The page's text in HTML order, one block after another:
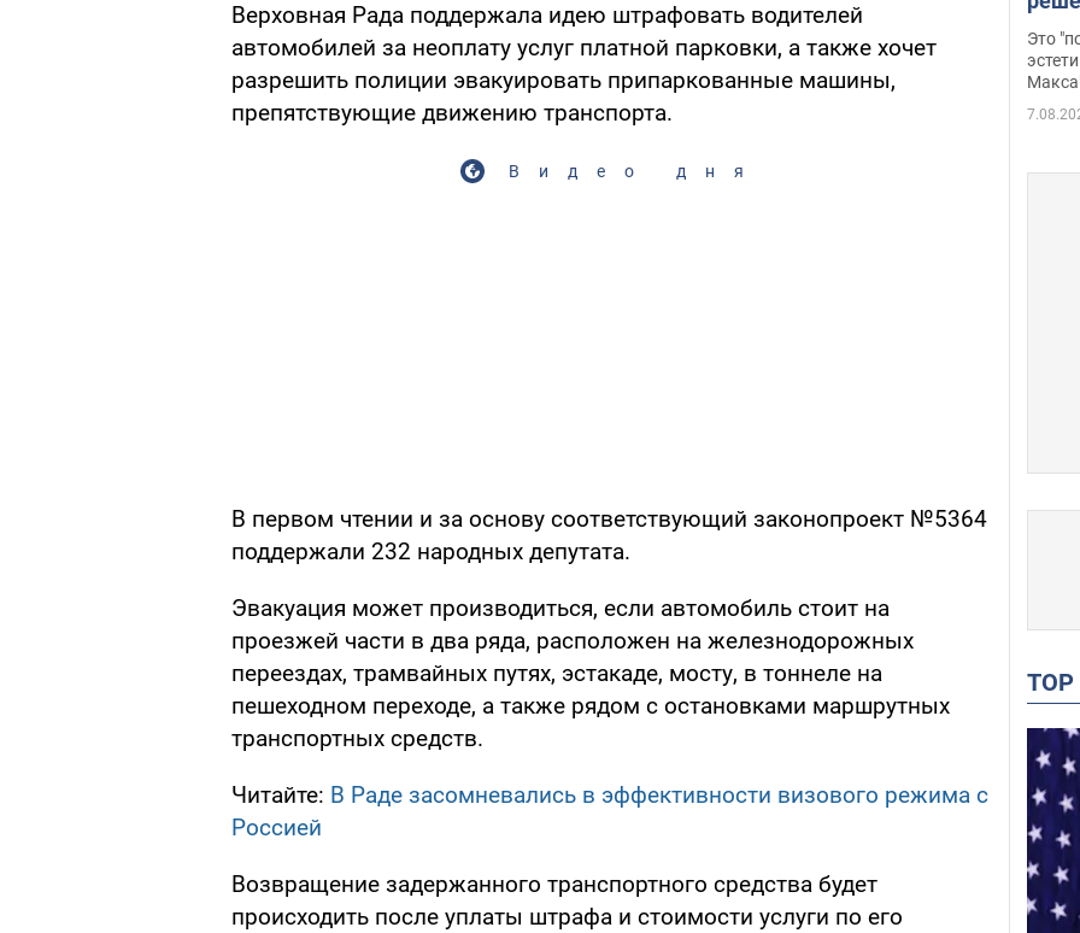
Верховная Рада поддержала идею штрафовать водителей
автомобилей за неоплату услуг платной парковки, а также хочет
разрешить полиции эвакуировать припаркованные машины,
препятствующие движению транспорта.
Видео дня
В первом чтении и за основу соответствующий законопроект №5364
поддержали 232 народных депутата.
Эвакуация может производиться, если автомобиль стоит на
проезжей части в два ряда, расположен на железнодорожных
переездах, трамвайных путях, эстакаде, мосту, в тоннеле на
пешеходном переходе, а также рядом с остановками маршрутных
транспортных средств.
Читайте: В Раде засомневались в эффективности визового режима с
Россией
Возвращение задержанного транспортного средства будет
происходить после уплаты штрафа и стоимости услуги по его
Это